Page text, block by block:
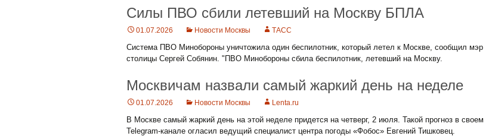
Силы ПВО сбили летевший на Москву БПЛА
01.07.2026 Новости Москвы ТАСС
Система ПВО Минобороны уничтожила один беспилотник, который летел к Москве, сообщил мэр
столицы Сергей Собянин. "ПВО Минобороны сбила беспилотник, летевший на Москву.
Москвичам назвали самый жаркий день на неделе
01.07.2026 Новости Москвы Lenta.ru
В Москве самый жаркий день на этой неделе придется на четверг, 2 июля. Такой прогноз в своем
Telegram-канале огласил ведущий специалист центра погоды «Фобос» Евгений Тишковец.